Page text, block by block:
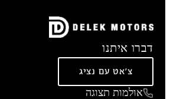
דברו איתנו
צ'אט עם נציג
אולמות תצוגה